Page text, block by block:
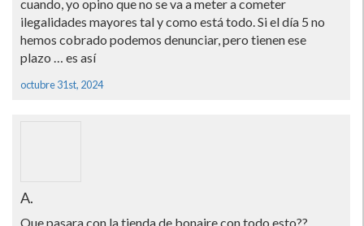
cuando, yo opino que no se va a meter a cometer
ilegalidades mayores tal y como está todo. Si el día 5 no
hemos cobrado podemos denunciar, pero tienen ese
plazo … es así
octubre 31st, 2024
A.
Que pasara con la tienda de bonaire con todo esto??